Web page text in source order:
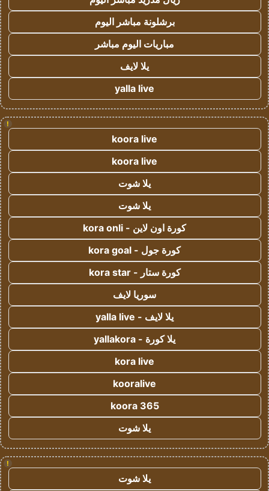
برشلونة مباشر اليوم
مباريات اليوم مباشر
يلا لايف
yalla live
!
koora live
koora live
يلا شوت
يلا شوت
كورة اون لاين - kora onli
كورة جول - kora goal
كورة ستار - kora star
سوريا لايف
يلا لايف - yalla live
يلا كورة - yallakora
kora live
kooralive
koora 365
يلا شوت
!
يلا شوت